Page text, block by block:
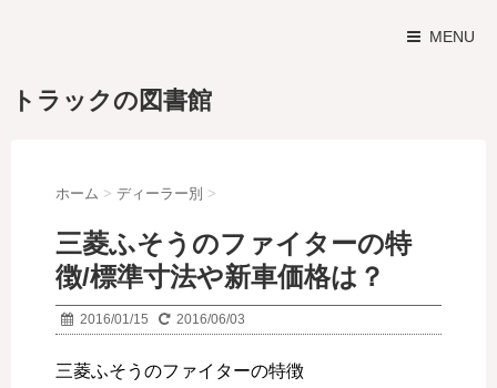
MENU
トラックの図書館
ホーム > ディーラー別 >
三菱ふそうのファイターの特
徴/標準寸法や新車価格は？
2016/01/15 2016/06/03
三菱ふそうのファイターの特徴